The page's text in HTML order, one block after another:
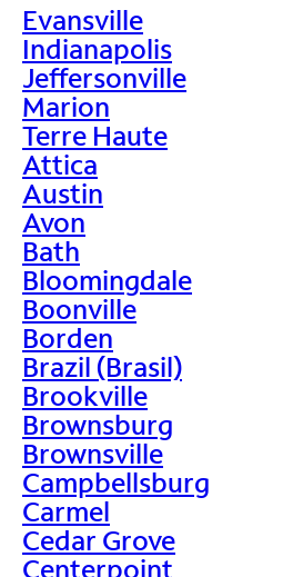
Evansville
Indianapolis
Jeffersonville
Marion
Terre Haute
Attica
Austin
Avon
Bath
Bloomingdale
Boonville
Borden
Brazil (Brasil)
Brookville
Brownsburg
Brownsville
Campbellsburg
Carmel
Cedar Grove
Centerpoint